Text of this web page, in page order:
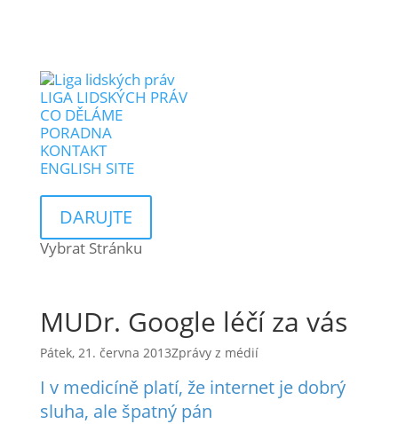
LIGA LIDSKÝCH PRÁV
CO DĚLÁME
PORADNA
KONTAKT
ENGLISH SITE
DARUJTE
Vybrat Stránku
MUDr. Google léčí za vás
Pátek, 21. června 2013Zprávy z médií
I v medicíně platí, že internet je dobrý
sluha, ale špatný pán